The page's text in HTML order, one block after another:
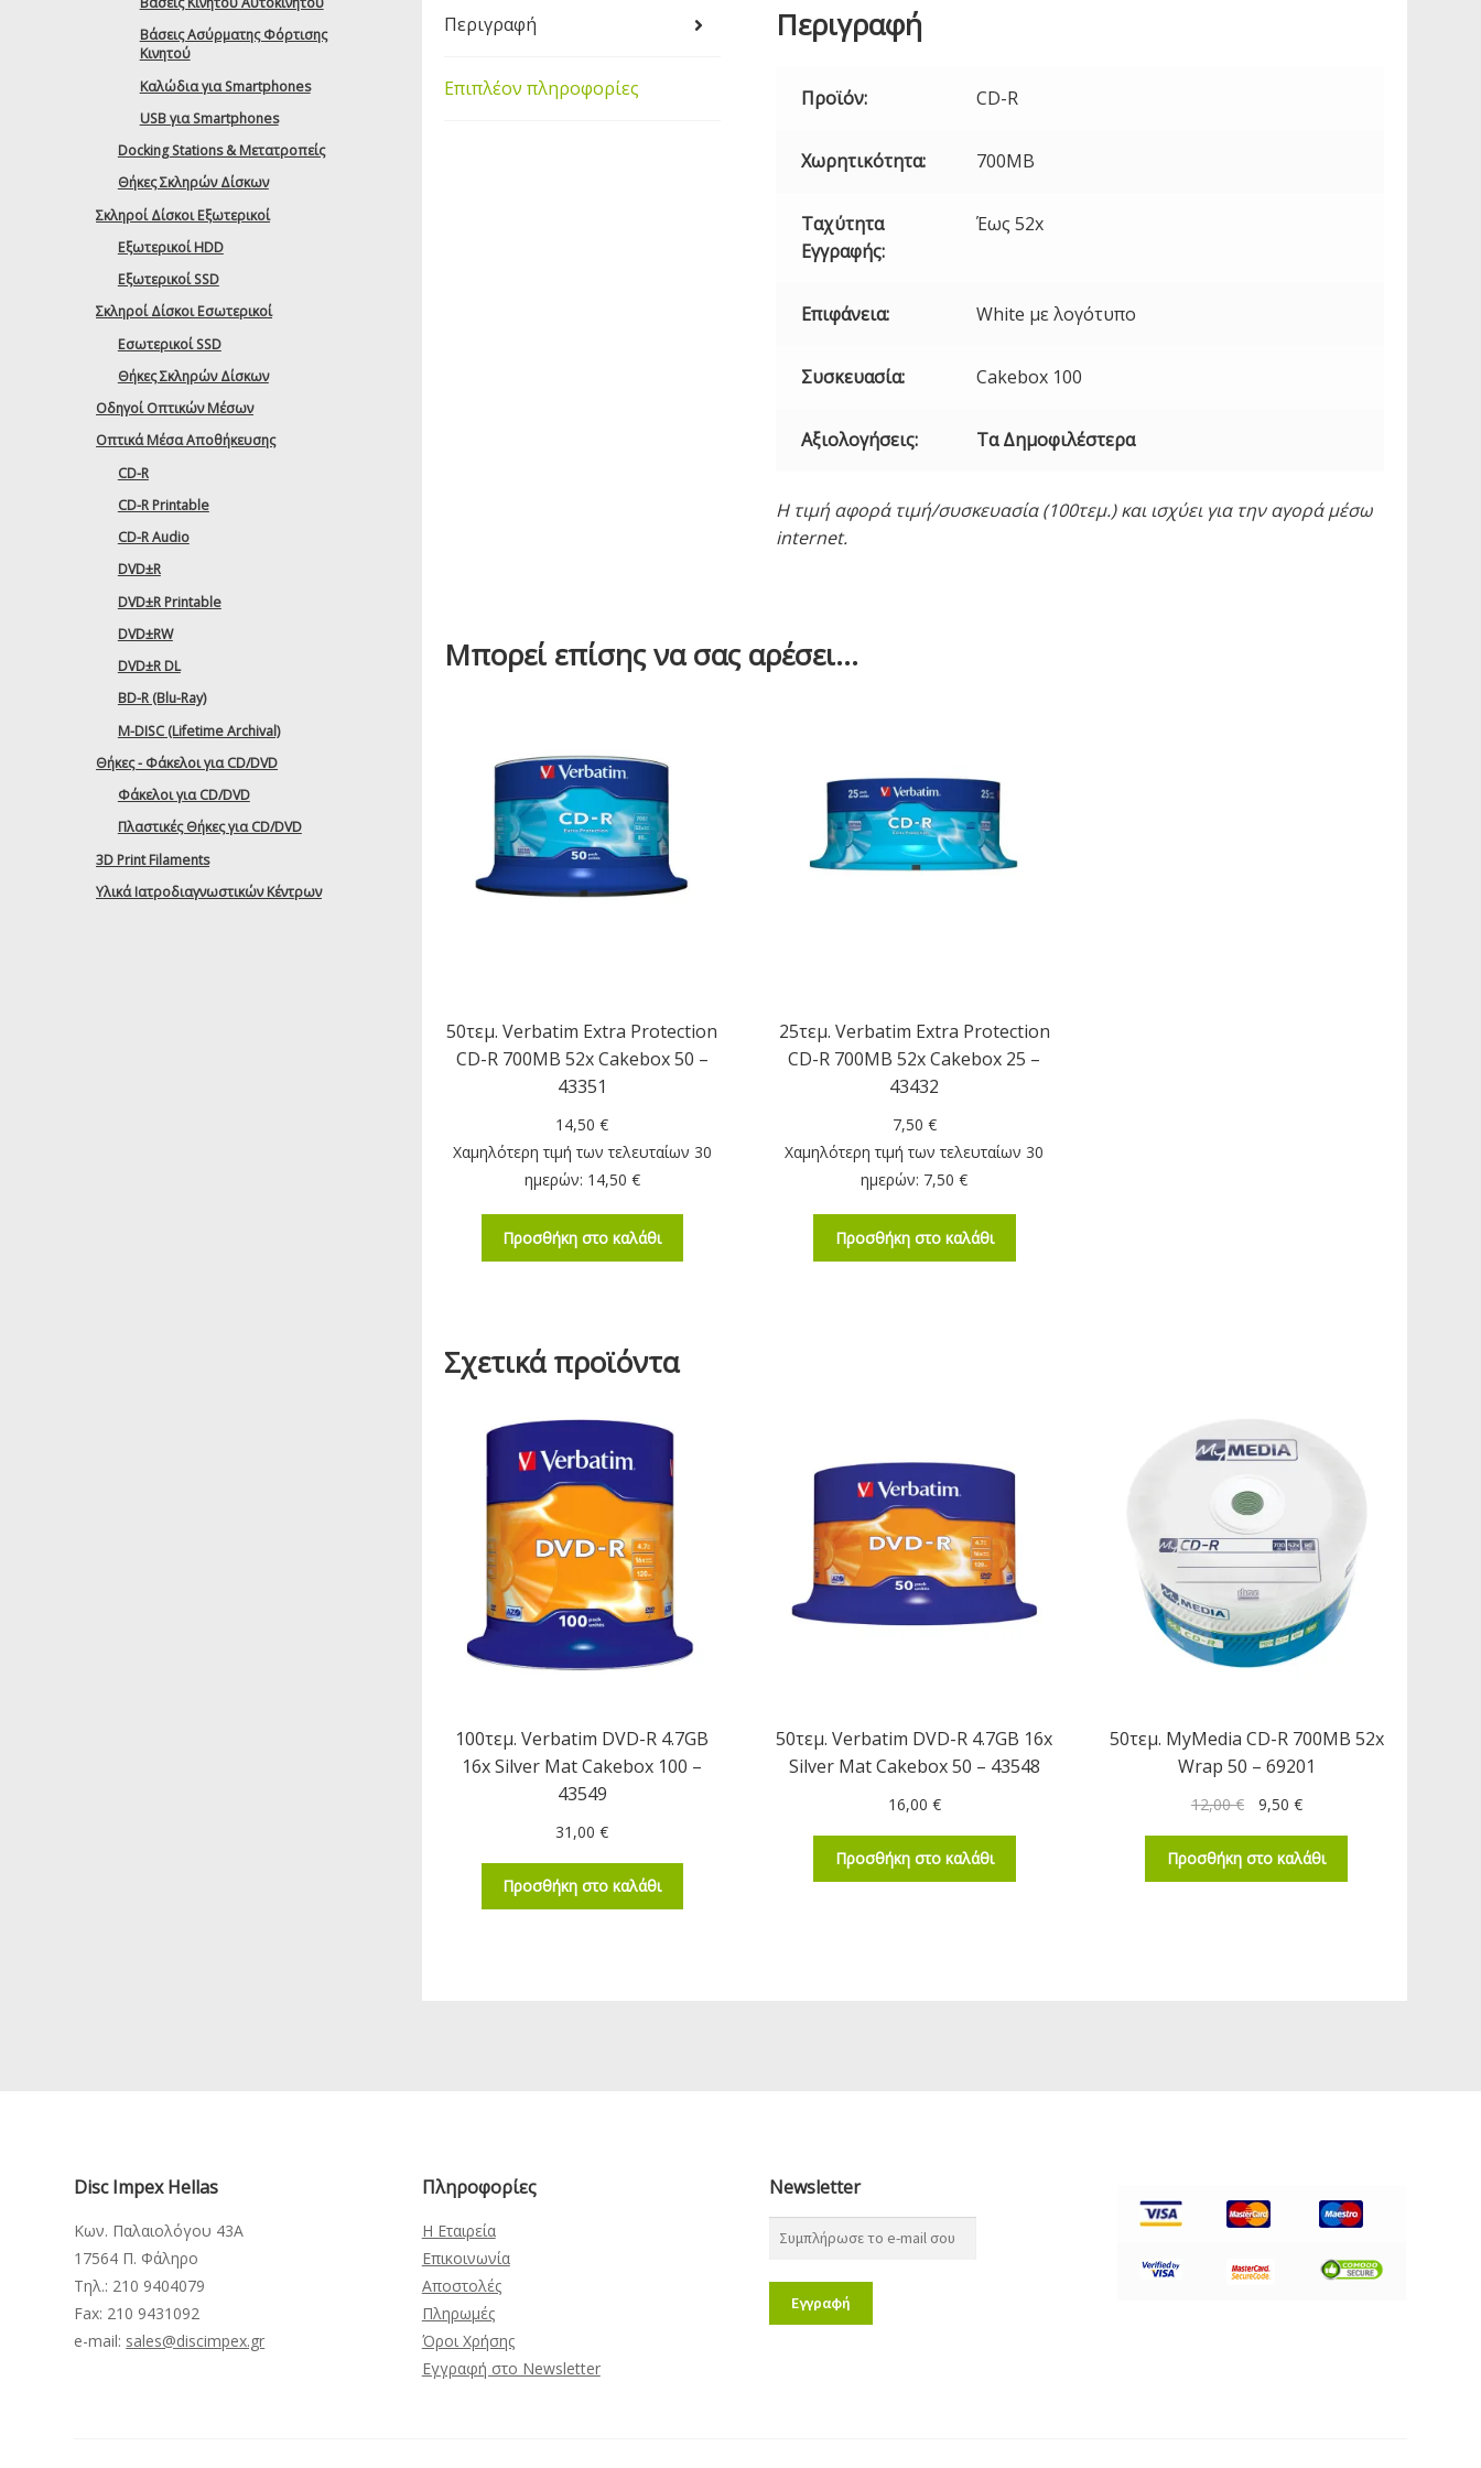
ποσότητα
Περιγραφή
Επιπλέον πληροφορίες
Περιγραφή
Προϊόν: CD-R
Χωρητικότητα: 700MB
Ταχύτητα
Εγγραφής:
Έως 52x
Επιφάνεια: White με λογότυπο
Συσκευασία: Cakebox 100
Αξιολογήσεις: Τα Δημοφιλέστερα
Η τιμή αφορά τιμή/συσκευασία (100τεμ.) και ισχύει για την αγορά μέσω
internet.
Μπορεί επίσης να σας αρέσει…
50τεμ. Verbatim Extra Protection
CD-R 700MB 52x Cakebox 50 –
43351
14,50€
Χαμηλότερη τιμή των τελευταίων 30
ημερών: 14,50 €
Προσθήκη στο καλάθι
25τεμ. Verbatim Extra Protection
CD-R 700MB 52x Cakebox 25 –
43432
7,50 €
Χαμηλότερη τιμή των τελευταίων 30
ημερών: 7,50€
Προσθήκη στο καλάθι
Σχετικά προϊόντα
100τεμ. Verbatim DVD-R 4.7GB
16x Silver Mat Cakebox 100 –
43549
31,00€
Προσθήκη στο καλάθι
50τεμ. Verbatim DVD-R 4.7GB 16x
Silver Mat Cakebox 50 – 43548
16,00 €
Προσθήκη στο καλάθι
50τεμ. MyMedia CD-R 700MB 52x
Wrap 50 – 69201
12,00€ 9,50 €
Προσθήκη στο καλάθι
Βάσεις Ασύρματης Φόρτισης
Κινητού
Καλώδια για Smartphones
USB για Smartphones
Docking Stations & Μετατροπείς
Θήκες Σκληρών Δίσκων
Σκληροί Δίσκοι Εξωτερικοί
Εξωτερικοί HDD
Εξωτερικοί SSD
Σκληροί Δίσκοι Εσωτερικοί
Εσωτερικοί SSD
Θήκες Σκληρών Δίσκων
Οδηγοί Οπτικών Μέσων
Οπτικά Μέσα Αποθήκευσης
CD-R
CD-R Printable
CD-R Audio
DVD±R
DVD±R Printable
DVD±RW
DVD±R DL
BD-R (Blu-Ray)
M-DISC (Lifetime Archival)
Θήκες - Φάκελοι για CD/DVD
Φάκελοι για CD/DVD
Πλαστικές Θήκες για CD/DVD
3D Print Filaments
Υλικά Ιατροδιαγνωστικών Κέντρων
Disc Impex Hellas
Κων. Παλαιολόγου 43Α
17564 Π. Φάληρο
Τηλ.: 210 9404079
Fax: 210 9431092
e-mail: sales@discimpex.gr
Πληροφορίες
Η Εταιρεία
Επικοινωνία
Αποστολές
Πληρωμές
Όροι Χρήσης
Εγγραφή στο Newsletter
Newsletter